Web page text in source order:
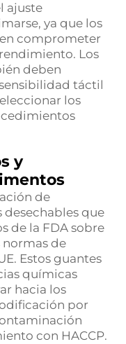
ajuste
ya que los
comprometer
Los
deben
táctil
los
y
de
que
de la FDA sobre
de
Estos guantes
químicas
hacia los
por
con HACCP.